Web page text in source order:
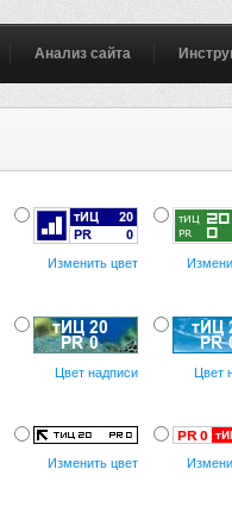
Анализ сайта
Изменить цвет
Цвет надписи Цвет
Изменить цвет